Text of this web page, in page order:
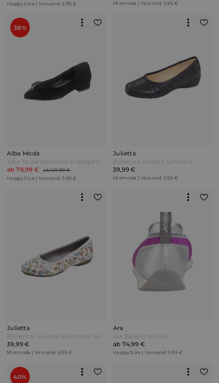
Happy Size | Versand: 5,99 €
Miamoda | Versand: 5,95 €
38%
Alba Moda
Alba Moda Ballerina in eleganter spitzer Form Schwarz/Blau
ab 79,99 €
ab 129,99 €
Happy Size | Versand: 5,99 €
Julietta
Ballerina Julietta Schwarz
39,99 €
Miamoda | Versand: 5,95 €
Julietta
Ballerina Julietta Multicolor Bunt
39,99 €
Miamoda | Versand: 5,95 €
Ara
Ara Ballerina Pink
ab 74,99 €
Happy Size | Versand: 5,99 €
40%